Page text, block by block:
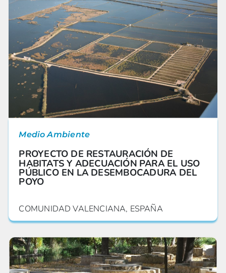
Medio Ambiente
PROYECTO DE RESTAURACIÓN DE
HABITATS Y ADECUACIÓN PARA EL USO
PÚBLICO EN LA DESEMBOCADURA DEL
POYO
COMUNIDAD VALENCIANA, ESPAÑA